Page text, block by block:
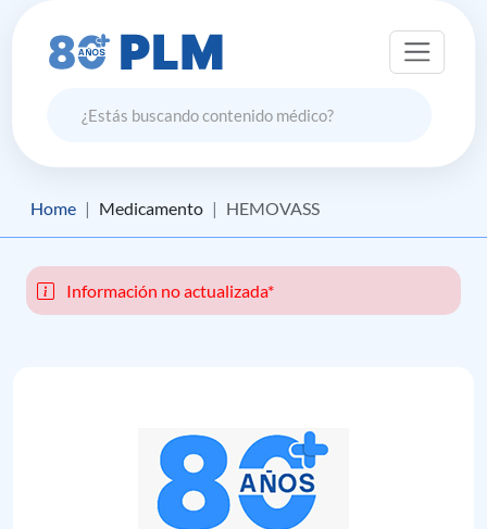
Home Medicamento HEMOVASS
Información no actualizada*